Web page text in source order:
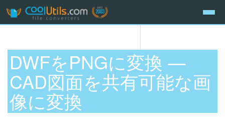
DWFをPNGに変換 —
CAD図面を共有可能な画
像に変換